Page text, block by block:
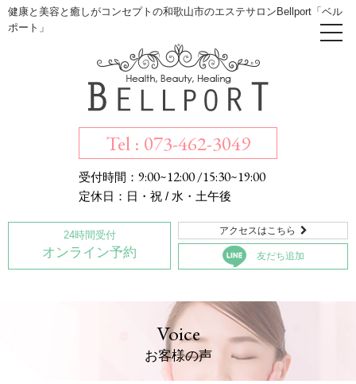
健康と美容と癒しがコンセプトの和歌山市のエステサロンBellport「ベル
ポート」
Tel : 073-462-3049
受付時間： 9:00~12:00 /15:30~19:00
定休日：日・祝 / 水・土午後
24時間受付
オンライン予約
アクセスはこちら 
友だち追加
Voice
お客様の声